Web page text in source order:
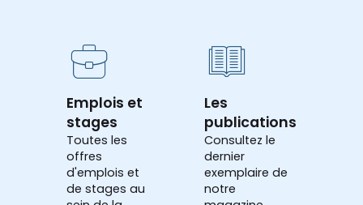
Emplois et
stages
Toutes les
offres
d'emplois et
de stages au
Les
publications
Consultez le
dernier
exemplaire de
notre